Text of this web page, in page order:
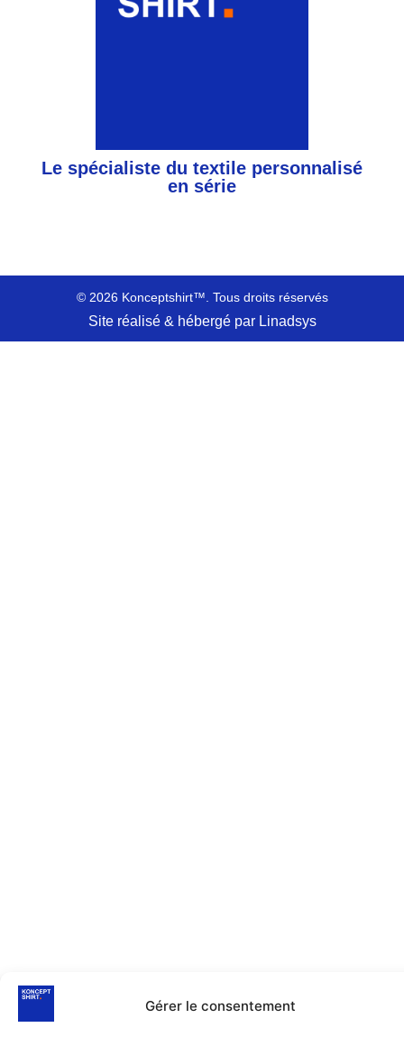
Gérer le consentement
Le spécialiste du textile personnalisé
en série
© 2026 Konceptshirt™. Tous droits réservés
Site réalisé & hébergé par Linadsys